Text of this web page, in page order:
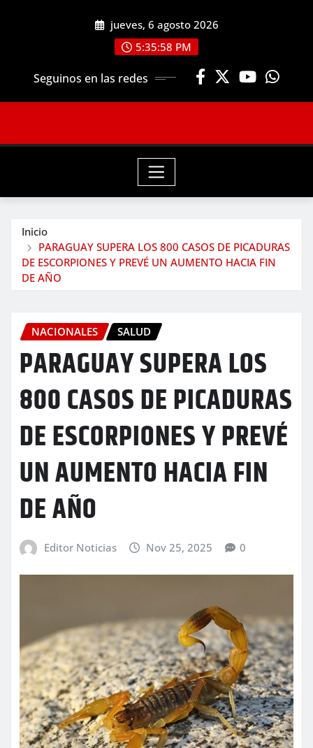
jueves, 6 agosto 2026
5:36:00 PM
Seguinos en las redes
Inicio
PARAGUAY SUPERA LOS 800 CASOS DE PICADURAS
DE ESCORPIONES Y PREVÉ UN AUMENTO HACIA FIN
DE AÑO
NACIONALES SALUD
PARAGUAY SUPERA LOS
800 CASOS DE PICADURAS
DE ESCORPIONES Y PREVÉ
UN AUMENTO HACIA FIN
DE AÑO
Editor Noticias Nov 25, 2025 0